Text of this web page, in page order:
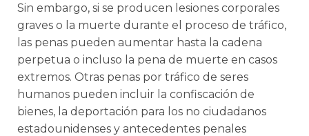
Sin embargo, si se producen lesiones corporales
graves o la muerte durante el proceso de tráfico,
las penas pueden aumentar hasta la cadena
perpetua o incluso la pena de muerte en casos
extremos. Otras penas por tráfico de seres
humanos pueden incluir la confiscación de
bienes, la deportación para los no ciudadanos
estadounidenses y antecedentes penales